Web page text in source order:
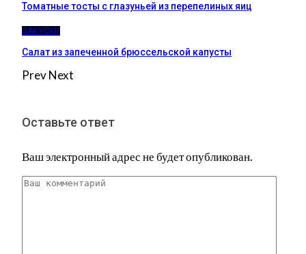
Томатные тосты с глазуньей из перепелиных яиц
ЗАКУСКИ
Салат из запеченной брюссельской капусты
PrevNext
Оставьте ответ
Ваш электронный адрес не будет опубликован.